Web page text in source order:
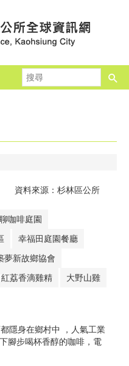
尋
資料來源：杉林區公所
咖啡庭園
幸福田庭園餐廳
夢新故鄉協會
荔香滴雞精 大野山雞
隱身在鄉村中 ，人氣工業
腳步喝杯香醇的咖啡，電